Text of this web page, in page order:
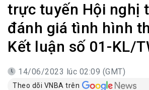
trực tuyến Hội nghị
đánh giá tình hình
Kết luận số 01-KL/
14/06/2023 lúc 02:09 (GMT)
Theo dõi VNBA trên